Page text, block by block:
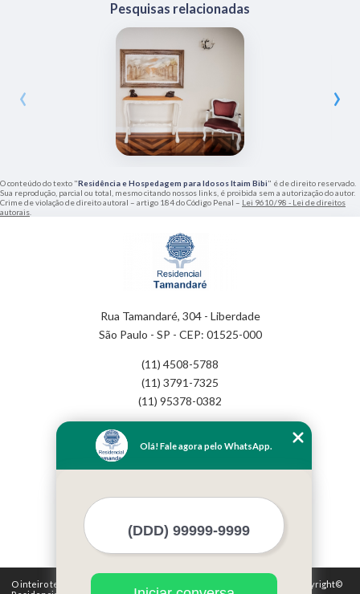
Pesquisas relacionadas
‹ ›
O conteúdo do texto "Residência e Hospedagem para Idosos Itaim Bibi" é de direito reservado.
Sua reprodução, parcial ou total, mesmo citando nossos links, é proibida sem a autorização do autor.
Crime de violação de direito autoral – artigo 184 do Código Penal – Lei 9610/98 - Lei de direitos
autorais
Rua Tamandaré, 304 - Liberdade
São Paulo - SP - CEP: 01525-000
(11) 4508-5788
(11) 3791-7325
(11) 95378-0382
Empresa
Missão
Mapa do site
Mais Serviços
O inteiro teor deste site está sujeito à proteção de direitos autorais. Copyright©
Olá! Fale agora pelo WhatsApp.